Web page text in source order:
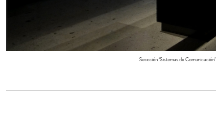
Seccción ‘Sistemas de Comunicación’